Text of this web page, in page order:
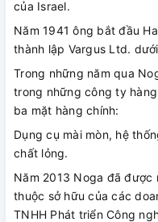
của Israel.
Năm 1941 ông bắt đầu
thành lập Vargus Ltd.
Trong những năm qua
trong những công ty
ba mặt hàng chính:
Dụng cụ mài mòn, hệ
chất lỏng.
Năm 2013 Noga đã được
thuộc sở hữu của các
TNHH Phát triển Công